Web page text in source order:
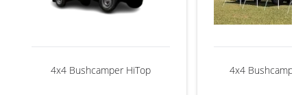
4x4 Bushcamper HiTop 4x4 Bushcamper